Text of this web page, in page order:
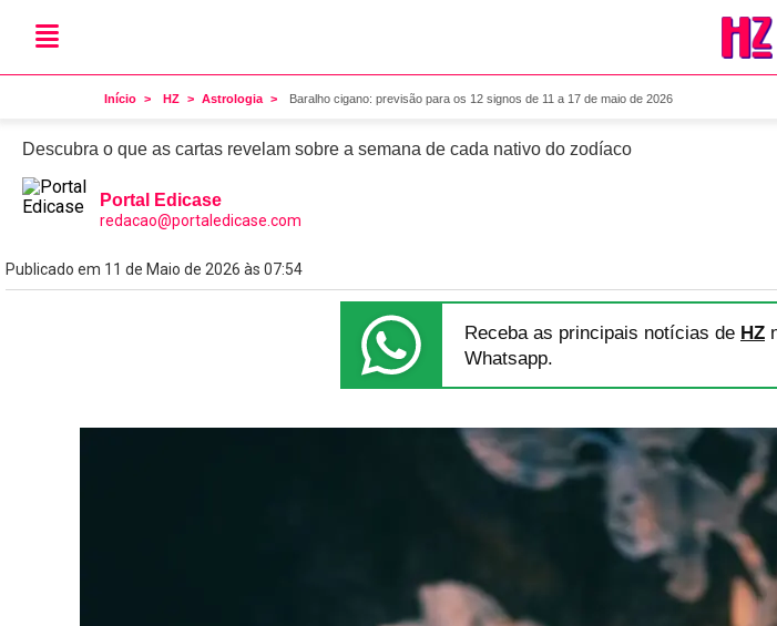
Início HZ Astrologia Baralho cigano: previsão para os 12 signos de 11 a 17 de maio de 2026
Astrologia
Baralho cigano: previsão para os 12
Descubra o que as cartas revelam sobre a semana de cada nativo do zodíaco
Portal Edicase
redacao@portaledicase.com
Publicado em 11 de Maio de 2026 às 07:54
Receba as principais notícias de HZ
Whatsapp.